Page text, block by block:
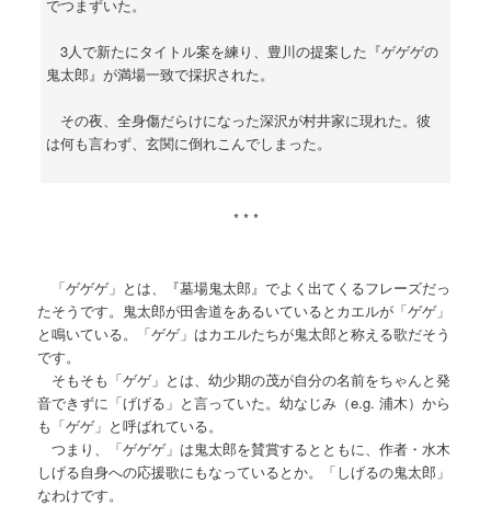
でつまずいた。
3人で新たにタイトル案を練り、豊川の提案した『ゲゲゲの
鬼太郎』が満場一致で採択された。
その夜、全身傷だらけになった深沢が村井家に現れた。彼
は何も言わず、玄関に倒れこんでしまった。
* * *
「ゲゲゲ」とは、『墓場鬼太郎』でよく出てくるフレーズだっ
たそうです。鬼太郎が田舎道をあるいているとカエルが「ゲゲ」
と鳴いている。「ゲゲ」はカエルたちが鬼太郎と称える歌だそう
です。
そもそも「ゲゲ」とは、幼少期の茂が自分の名前をちゃんと発
音できずに「げげる」と言っていた。幼なじみ（e.g. 浦木）から
も「ゲゲ」と呼ばれている。
つまり、「ゲゲゲ」は鬼太郎を賛賞するとともに、作者・水木
しげる自身への応援歌にもなっているとか。「しげるの鬼太郎」
なわけです。